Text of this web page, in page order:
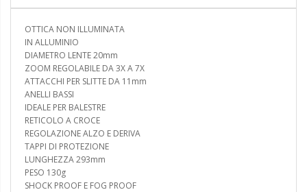
OTTICA NON ILLUMINATA
IN ALLUMINIO
DIAMETRO LENTE 20mm
ZOOM REGOLABILE DA 3X A 7X
ATTACCHI PER SLITTE DA 11mm
ANELLI BASSI
IDEALE PER BALESTRE
RETICOLO A CROCE
REGOLAZIONE ALZO E DERIVA
TAPPI DI PROTEZIONE
LUNGHEZZA 293mm
PESO 130g
SHOCK PROOF E FOG PROOF